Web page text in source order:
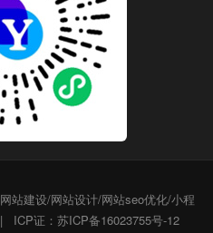
网站建设/网站设计/网站seo优化/小程
|
ICP证：苏ICP备16023755号-12